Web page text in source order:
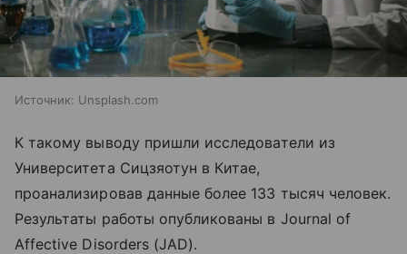
Источник: Unsplash.com
К такому выводу пришли исследователи из
Университета Сицзяотун в Китае,
проанализировав данные более 133 тысяч человек.
Результаты работы опубликованы в Journal of
Affective Disorders (JAD).